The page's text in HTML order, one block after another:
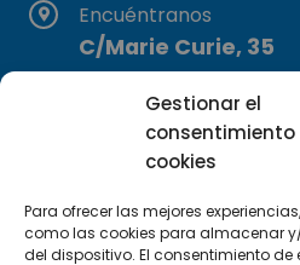
Gestionar el
consentimiento
cookies
Para ofrecer las mejores
como las cookies para almacenar
del dispositivo. El consentimiento
Encuéntranos
C/Marie Curie, 35
29590